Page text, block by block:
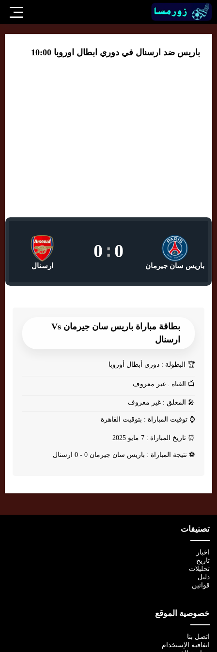
باريس ضد ارسنال في دوري ابطال اوروبا 10:00
باريس سان جيرمان
0
:
0
ارسنال
بطاقة مباراة باريس سان جيرمان Vs
ارسنال
🏆 البطولة : دوري أبطال أوروبا
📺 القناة : غير معروف
🎤 المعلق : غير معروف
⌚ توقيت المباراة : بتوقيت القاهرة
⏰ تاريخ المباراة : 7 مايو 2025
⚽ نتيجة المباراة : باريس سان جيرمان 0 - 0 ارسنال
تصنيفات
اخبار
تاريخ
تحليلات
دليل
قوانين
خصوصية الموقع
اتصل بنا
اتفاقية الإستخدام